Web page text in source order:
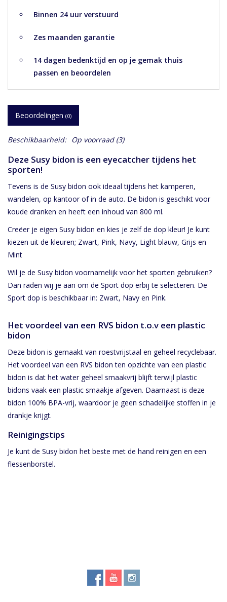
Binnen 24 uur verstuurd
Zes maanden garantie
14 dagen bedenktijd en op je gemak thuis
passen en beoordelen
Beoordelingen (0)
Beschikbaarheid: Op voorraad(3)
Deze Susy bidon is een eyecatcher tijdens het
sporten!
Tevens is de Susy bidon ook ideaal tijdens het kamperen,
wandelen, op kantoor of in de auto. De bidon is geschikt voor
koude dranken en heeft een inhoud van 800 ml.
Creëer je eigen Susy bidon en kies je zelf de dop kleur! Je kunt
kiezen uit de kleuren; Zwart, Pink, Navy, Light blauw, Grijs en
Mint
Wil je de Susy bidon voornamelijk voor het sporten gebruiken?
Dan raden wij je aan om de Sport dop erbij te selecteren. De
Sport dop is beschikbaar in: Zwart, Navy en Pink.
Het voordeel van een RVS bidon t.o.v een plastic
bidon
Deze bidon is gemaakt van roestvrijstaal en geheel recyclebaar.
Het voordeel van een RVS bidon ten opzichte van een plastic
bidon is dat het water geheel smaakvrij blijft terwijl plastic
bidons vaak een plastic smaakje afgeven. Daarnaast is deze
bidon 100% BPA-vrij, waardoor je geen schadelijke stoffen in je
drankje krijgt.
Reinigingstips
Je kunt de Susy bidon het beste met de hand reinigen en een
flessenborstel.